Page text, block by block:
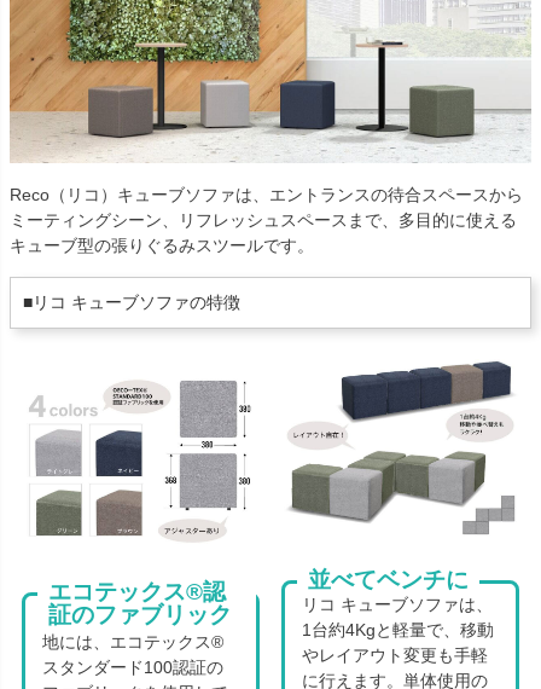
Reco（リコ）キューブソファは、エントランスの待合スペースから
ミーティングシーン、リフレッシュスペースまで、多目的に使える
キューブ型の張りぐるみスツールです。
■リコ キューブソファの特徴
エコテックス®認
証のファブリック
Recoキューブソファの張
地には、エコテックス®
スタンダード100認証の
並べてベンチに
リコ キューブソファは、
1台約4Kgと軽量で、移動
やレイアウト変更も手軽
に行えます。単体使用の